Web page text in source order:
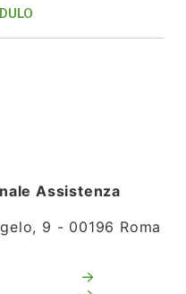
Assistenza
9 - 00196 Roma